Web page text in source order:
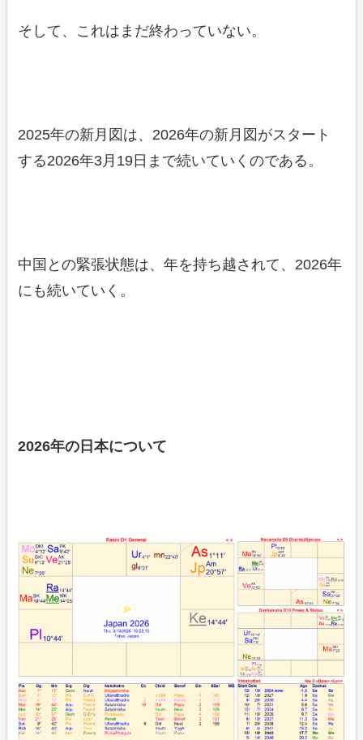
そして、これはまだ終わっていない。
2025年の新月図は、2026年の新月図がスタート
する2026年3月19日まで続いていくのである。
中国との緊張状態は、年を持ち越されて、2026年
にも続いていく。
2026年の日本について